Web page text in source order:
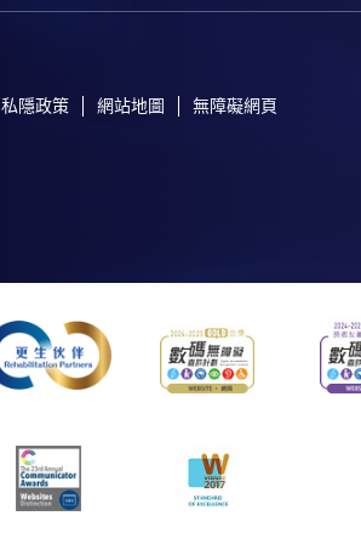
私隱政策 網站地圖 無障礙網頁